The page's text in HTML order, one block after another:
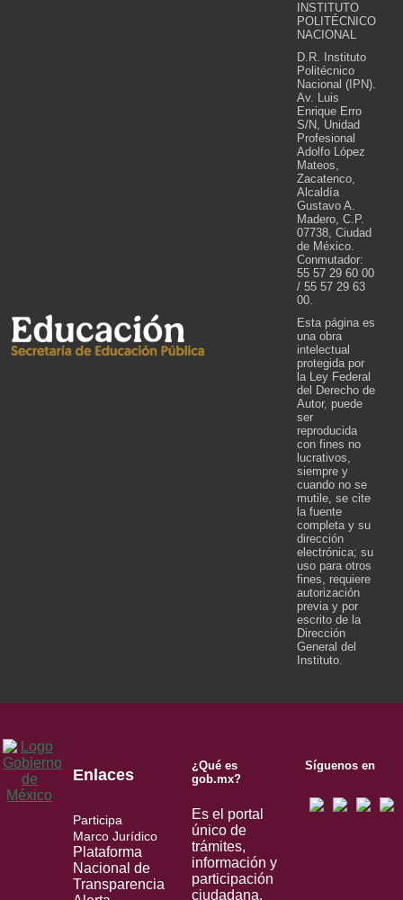
INSTITUTO
POLITÉCNICO
NACIONAL
D.R. Instituto
Politécnico
Nacional (IPN).
Av. Luis
Enrique Erro
S/N, Unidad
Profesional
Adolfo López
Mateos,
Zacatenco,
Alcaldía
Gustavo A.
Madero, C.P.
07738, Ciudad
de México.
Conmutador:
55 57 29 60 00
/ 55 57 29 63
00.
Esta página es
una obra
intelectual
protegida por
la Ley Federal
del Derecho de
Autor, puede
ser
reproducida
con fines no
lucrativos,
siempre y
cuando no se
mutile, se cite
la fuente
completa y su
dirección
electrónica; su
uso para otros
fines, requiere
autorización
previa y por
escrito de la
Dirección
General del
Instituto.
Enlaces
Participa
Marco Jurídico
Plataforma
Nacional de
Transparencia
¿Qué es
gob.mx?
Es el portal
único de
trámites,
información y
participación
ciudadana.
Síguenos en